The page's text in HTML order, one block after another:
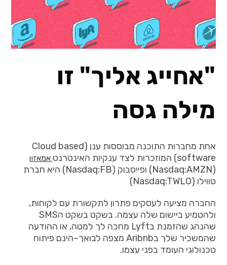
"אחייג אליך" זו
מילה גסה
אחת מחברות התוכנה מבוססות ענן (Cloud based
software) המוזכרות לצד ענקיות האינטרנט אמאזון
(Nasdaq:AMZN) ופייסבוק (Nasdaq:FB) היא חברת
טווילו (Nasdaq:TWLO)
החברה מציעה לעסקים פתרון לתקשורת עם לקוחות,
ולהטמיע ביישום שלה עצמה. בשקט בשקט הSMS
שהנהג שהזמנת בLyft מחכה לך למטה, או ההודעה
שהמשכיר שלך בAribnb מצפה לבואך–הינם פיתוח
טכנולוגי העומד בפני עצמו.